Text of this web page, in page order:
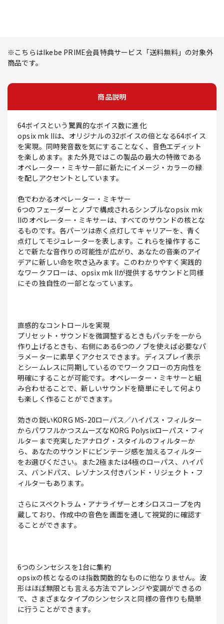
※こちらはIkebe PRIME会員特典サービス「送料無料」の対象外
商品です。
商品説明
64ボイスという驚異的なボイス数に進化
opsix mk IIは、オリジナルの32ボイスの倍となる64ボイス
を実現。同時発音数を気にすることなく、音色エディット
を楽しめます。また外見ではこの製品の最大の特徴である
オペレーター・ミキサー部に新たにイメージ・カラーの緑
を配しアクセントとしています。
色でわかるオペレーター・ミキサー
6つのフェーダーとノブで構成されるシンプルなopsix mk
IIのオペレーター・ミキサーは、すべてのサウンドの核とな
るものです。各パーツは赤く点灯してキャリアーを、青く
点灯してモジュレーターを表します。これらを操作するこ
とで新たな音作りの可能性が広がり、あなたの音楽のアイ
デアに新しい命を吹き込みます。このわかりやすく実践的
なワークフローは、opsix mk IIが提供するサウンドと同様
にその独自性の一部となっています。
直感的なコントロールを実現
プリセット・サウンドを微調整するときもパッチを一から
作り上げるときも、右側にある6つのノブを使えば必要なパ
ラメーターに素早くアクセスできます。ディスプレイ表示
とシームレスに同期しているのでワークフローの方向性を
明確にすることが可能です。オペレーター・ミキサーと組
み合わせることで、新しいサウンドを簡単にそして何より
も楽しく作ることができます。
効きの鋭いKORG MS-20ローパス／ハイパス・フィルター
からパワフルかつスムーズなKORG Polysixローパス・フィ
ルターまで充実したアナログ・スタイルのフィルターか
ら、あなたのサウンドにビンテージ感を加えるフィルター
をお選びください。また2極または4極のローパス、ハイパ
ス、バンドパス、レゾナンス付きバンド・リジェクト・フ
ィルターもあります。
さらにスペクトラム・アナライザーとオシロスコープを内
蔵しており、作成中の音色を画面を通して視覚的に確認す
ることができます。
6つのシンセシスを1台に集約
opsixの核となるのは指数関数的なものに他なりません。波
形はほぼ無限とも言える方法でアレンジや変調ができるの
で、さまざまなタイプのシンセシスと同様の音作りも簡単
に行うことができます。